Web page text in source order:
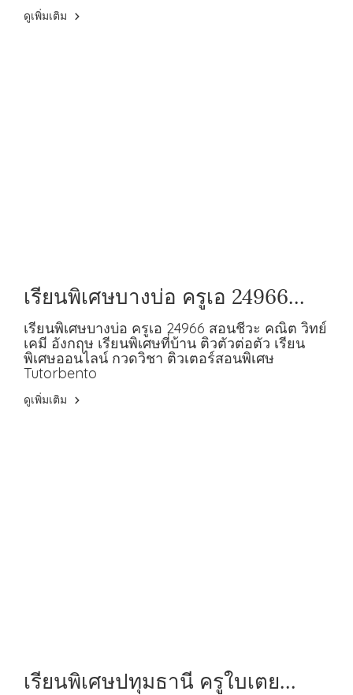
ดูเพิ่มเติม
เรียนพิเศษบางบ่อ ครูเอ 24966
สอนชีวะ คณิต วิทย์ เคมี อังกฤษ
เรียนพิเศษบางบ่อ ครูเอ 24966 สอนชีวะ คณิต วิทย์
เคมี อังกฤษ เรียนพิเศษที่บ้าน ติวตัวต่อตัว เรียน
พิเศษออนไลน์ กวดวิชา ติวเตอร์สอนพิเศษ
Tutorbento
ดูเพิ่มเติม
เรียนพิเศษปทุมธานี ครูใบเตย